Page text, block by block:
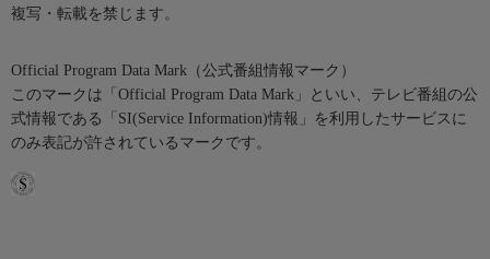
複写・転載を禁じます。
Official Program Data Mark（公式番組情報マーク）
このマークは「Official Program Data Mark」といい、テレビ番組の公
式情報である「SI(Service Information)情報」を利用したサービスに
のみ表記が許されているマークです。